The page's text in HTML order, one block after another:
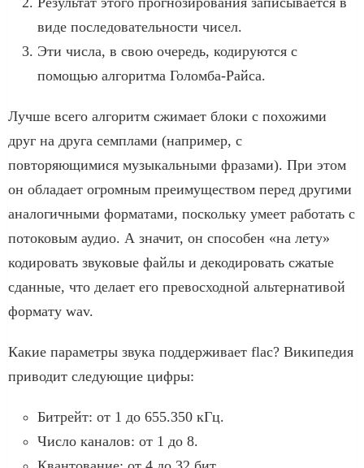
виде последовательности чисел.
Эти числа, в свою очередь, кодируются с
помощью алгоритма Голомба-Райса.
Лучше всего алгоритм сжимает блоки с похожими
друг на друга семплами (например, с
повторяющимися музыкальными фразами). При этом
он обладает огромным преимуществом перед другими
аналогичными форматами, поскольку умеет работать с
потоковым аудио. А значит, он способен «на лету»
кодировать звуковые файлы и декодировать сжатые
сданные, что делает его превосходной альтернативой
формату wav.
Какие параметры звука поддерживает flac? Википедия
приводит следующие цифры:
Битрейт: от 1 до 655.350 кГц.
Число каналов: от 1 до 8.